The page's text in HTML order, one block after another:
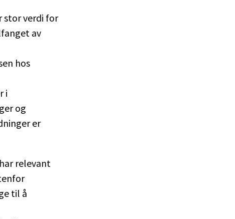
stor verdi for
av
hos
i
og
er
relevant
til å